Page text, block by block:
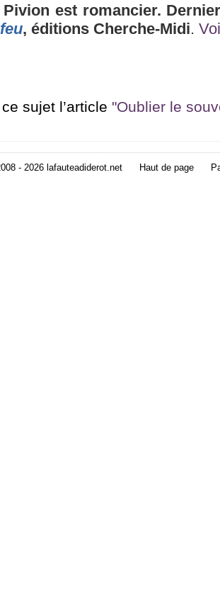
Pivion est romancier.
, éditions Cherche-Midi.
sujet l’article "Oublier le
- 2026 lafauteadiderot.net Haut de page